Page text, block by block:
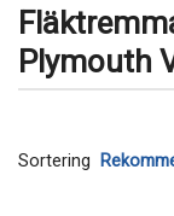
Plymouth
Sortering